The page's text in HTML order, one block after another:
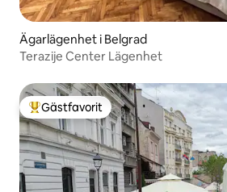
Ägarlägenhet i Belgrad
Terazije Center Lägenhet
Populär gästfavorit
Gästfavorit